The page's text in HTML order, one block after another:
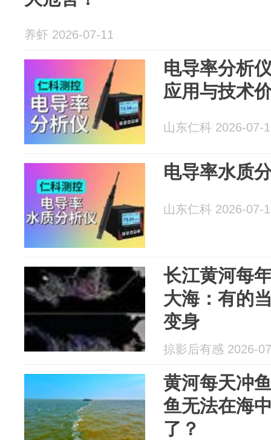
养虾 2026-07-11
电导率分析
应用与技术
山东仁科 2026-07-
电导率水质
山东仁科 2026-07-
长江黄河每
大海：有的
变身
掠影后有感 2026-
黄河每天冲
鱼无法在海
了？